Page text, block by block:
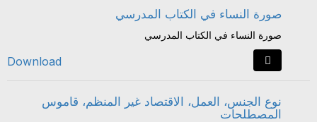
صورة النساء في الكتاب المدرسي
صورة النساء في الكتاب المدرسي
Download
نوع الجنس، العمل، الاقتصاد غير المنظم، قاموس
المصطلحات